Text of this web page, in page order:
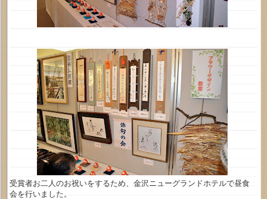
受賞者お二人のお祝いをするため、金沢ニューグランドホテルで昼食
会を行いました。